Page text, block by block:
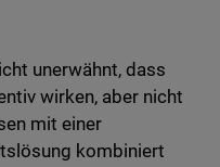
unerwähnt, dass
wirken, aber nicht
mit einer
kombiniert